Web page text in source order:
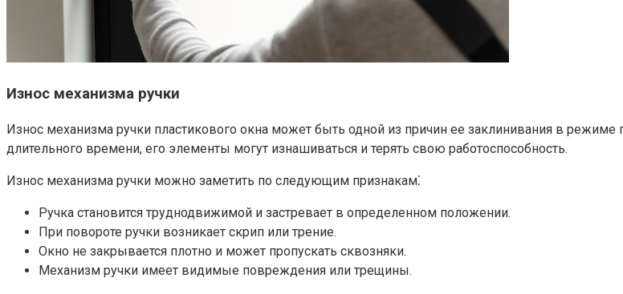
Износ механизма ручки
Износ механизма ручки пластикового окна может быть одной из причин ее заклинивания в
длительного времени, его элементы могут изнашиваться и терять свою работоспособность.​
Износ механизма ручки можно заметить по следующим признакам⁚
Ручка становится труднодвижимой и застревает в определенном положении.​
При повороте ручки возникает скрип или трение.​
Окно не закрывается плотно и может пропускать сквозняки.​
Механизм ручки имеет видимые повреждения или трещины.​